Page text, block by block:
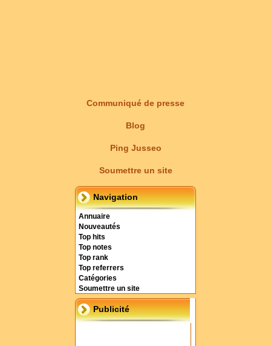
Communiqué de presse
Blog
Ping Jusseo
Soumettre un site
Navigation
Annuaire
Nouveautés
Top hits
Top notes
Top rank
Top referrers
Catégories
Soumettre un site
Publicité